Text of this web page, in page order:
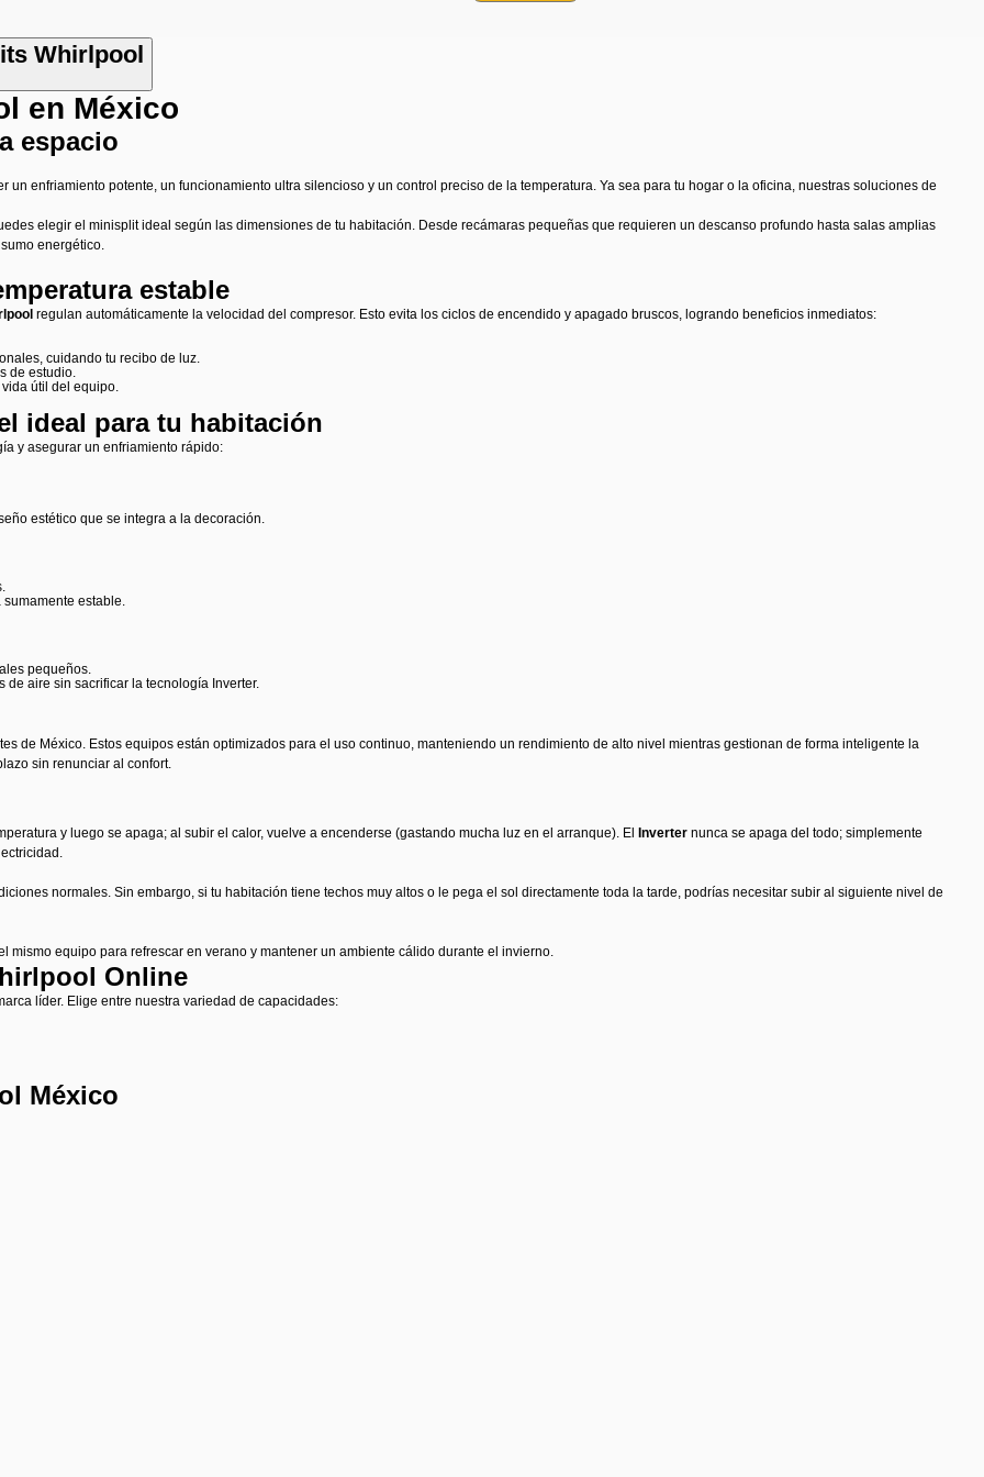
Whirlpool
en México
espacio
un enfriamiento potente, un funcionamiento ultra silencioso y un control preciso de la temperatura. Ya sea para tu hogar o la oficina, nuestras soluciones de
elegir el minisplit ideal según las dimensiones de tu habitación. Desde recámaras pequeñas que requieren un descanso profundo hasta salas amplias
energético.
estable
regulan automáticamente la velocidad del compresor. Esto evita los ciclos de encendido y apagado bruscos, logrando beneficios inmediatos:
cuidando tu recibo de luz.
de estudio.
útil del equipo.
ideal para tu habitación
y asegurar un enfriamiento rápido:
estético que se integra a la decoración.
estable.
pequeños.
aire sin sacrificar la tecnología Inverter.
de México. Estos equipos están optimizados para el uso continuo, manteniendo un rendimiento de alto nivel mientras gestionan de forma inteligente la
sin renunciar al confort.
y luego se apaga; al subir el calor, vuelve a encenderse (gastando mucha luz en el arranque). El Inverter nunca se apaga del todo; simplemente
normales. Sin embargo, si tu habitación tiene techos muy altos o le pega el sol directamente toda la tarde, podrías necesitar subir al siguiente nivel de
equipo para refrescar en verano y mantener un ambiente cálido durante el invierno.
Online
líder. Elige entre nuestra variedad de capacidades:
México